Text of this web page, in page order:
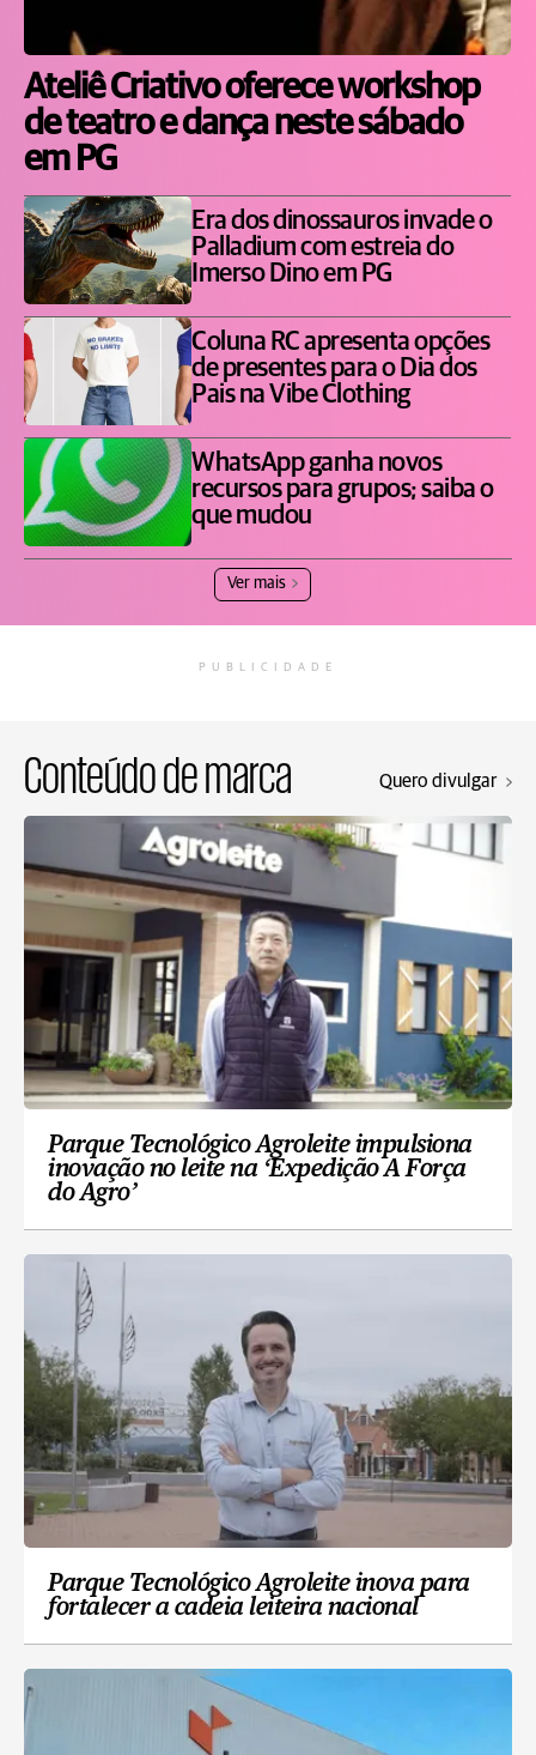
Ateliê Criativo oferece workshop
de teatro e dança neste sábado
em PG
Era dos dinossauros invade o
Palladium com estreia do
Imerso Dino em PG
Coluna RC apresenta opções
de presentes para o Dia dos
Pais na Vibe Clothing
WhatsApp ganha novos
recursos para grupos; saiba o
que mudou
Ver mais
PUBLICIDADE
Conteúdo de marca Quero divulgar
Parque Tecnológico Agroleite impulsiona
inovação no leite na ‘Expedição A Força
do Agro’
Parque Tecnológico Agroleite inova para
fortalecer a cadeia leiteira nacional